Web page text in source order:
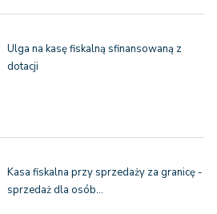
Ulga na kasę fiskalną sfinansowaną z
dotacji
Kasa fiskalna przy sprzedaży za granicę -
sprzedaż dla osób…